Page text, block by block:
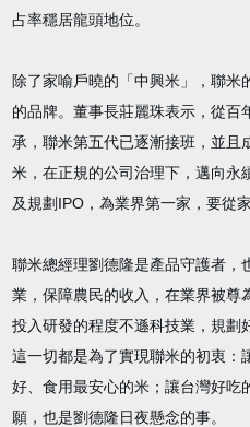
占率穩居龍頭地位。
除了家喻戶曉的「中興米」，聯
的品牌。董事長莊麗珠表示，從百
承，聯米第五代已逐漸接班，並且
米，在正規的公司治理下，邁向永
及規劃IPO，為業界第一家，要從
聯米總經理劉德隆是產品守護者，
業，保障農民的收入，在業界被尊
投入研發的程度不遜科技業，規劃
這一切都是為了實現聯米的初衷：
好、食用最安心的米；讓台灣好吃
願，也是劉德隆日夜懸念的事。